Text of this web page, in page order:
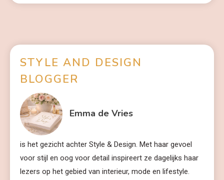
STYLE AND DESIGN
BLOGGER
Emma de Vries
is het gezicht achter Style & Design. Met haar gevoel
voor stijl en oog voor detail inspireert ze dagelijks haar
lezers op het gebied van interieur, mode en lifestyle.